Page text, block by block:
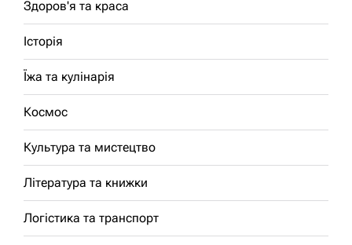
Здоров'я та краса
Історія
Їжа та кулінарія
Космос
Культура та мистецтво
Література та книжки
Логістика та транспорт